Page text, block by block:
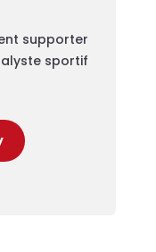
supporter
sportif